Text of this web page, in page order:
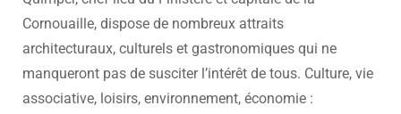
Cornouaille, dispose de nombreux attraits
architecturaux, culturels et gastronomiques qui ne
manqueront pas de susciter l’intérêt de tous. Culture, vie
associative, loisirs, environnement, économie :